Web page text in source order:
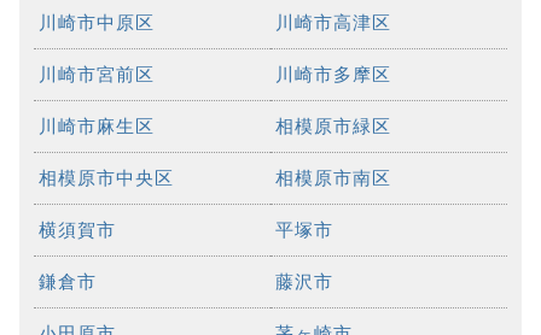
川崎市中原区 川崎市高津区
川崎市宮前区 川崎市多摩区
川崎市麻生区 相模原市緑区
相模原市中央区 相模原市南区
横須賀市 平塚市
鎌倉市 藤沢市